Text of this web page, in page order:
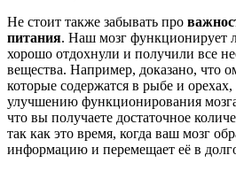
Не стоит также забывать про
питания. Наш мозг функционирует
хорошо отдохнули и получили все
вещества. Например, доказано, что
которые содержатся в рыбе и
улучшению функционирования
что вы получаете достаточное
так как это время, когда ваш мозг
информацию и перемещает её в